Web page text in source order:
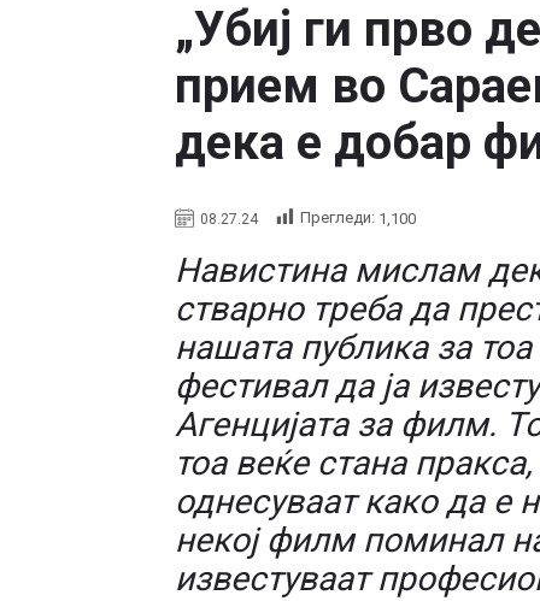
„Убиј ги прво
прием во
дека е добар
08.27.24 Прегледи: 1,100
Навистина мислам
стварно треба да
нашата публика за
фестивал да ја
Агенцијата за филм.
тоа веќе стана
однесуваат како да е
некој филм поминал
известуваат